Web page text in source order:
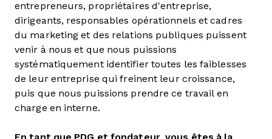
entrepreneurs, propriétaires d'entreprise,
dirigeants, responsables opérationnels et cadres
du marketing et des relations publiques puissent
venir à nous et que nous puissions
systématiquement identifier toutes les faiblesses
de leur entreprise qui freinent leur croissance,
puis que nous puissions prendre ce travail en
charge en interne.
En tant que PDG et fondateur, vous êtes à la